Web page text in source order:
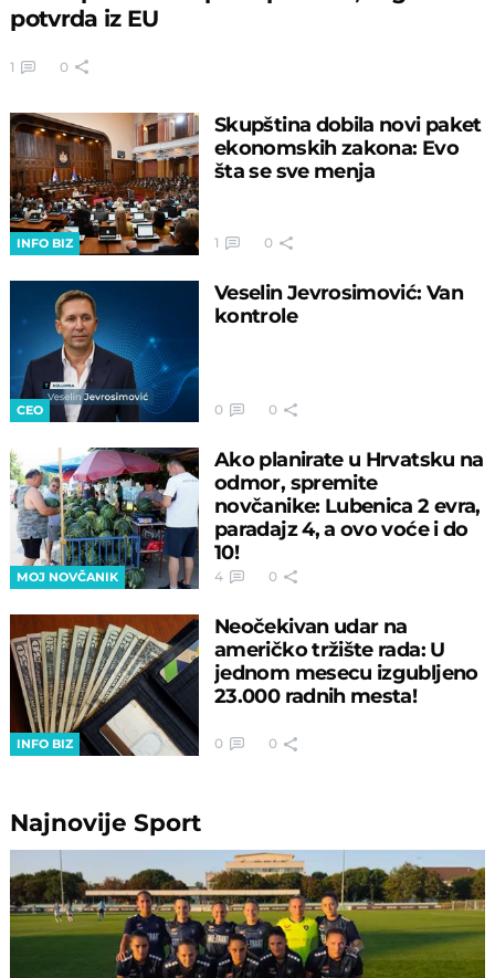
potvrda iz EU
1 0
INFO BIZ
Skupština dobila novi paket
ekonomskih zakona: Evo
šta se sve menja
1 0
CEO
Veselin Jevrosimović: Van
kontrole
0 0
MOJ NOVČANIK
Ako planirate u Hrvatsku na
odmor, spremite
novčanike: Lubenica 2 evra,
paradajz 4, a ovo voće i do
10!
4 0
INFO BIZ
Neočekivan udar na
američko tržište rada: U
jednom mesecu izgubljeno
23.000 radnih mesta!
0 0
NajnovijeSport